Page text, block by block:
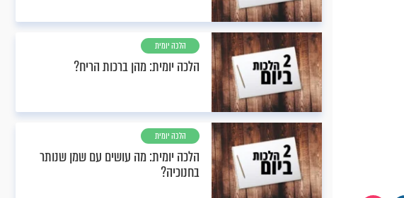
הלכה יומית
הלכה יומית: מהן ברכות הריח?
הלכה יומית
הלכה יומית: מה עושים עם שמן שנותר
בחנוכיה?